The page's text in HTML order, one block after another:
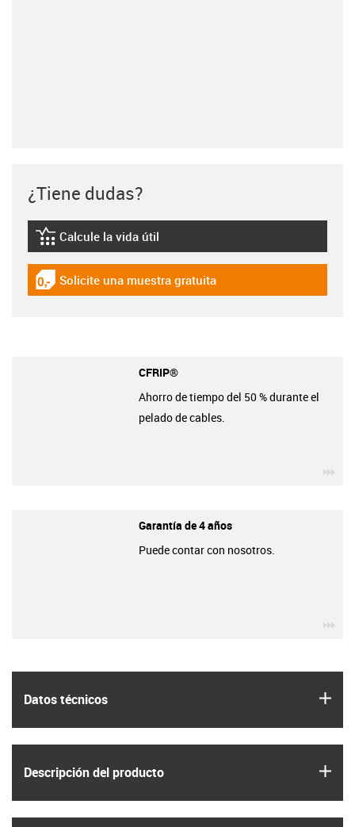
Datos técnicos
Descripción del producto
¿Tiene dudas?
igus-icon-lebensdauerrechner
Calcule la vida útil
igus-icon-gratismuster
Solicite una muestra gratuita
CFRIP®
Ahorro de tiempo del 50 % durante el
pelado de cables.
Garantía de 4 años
Puede contar con nosotros.